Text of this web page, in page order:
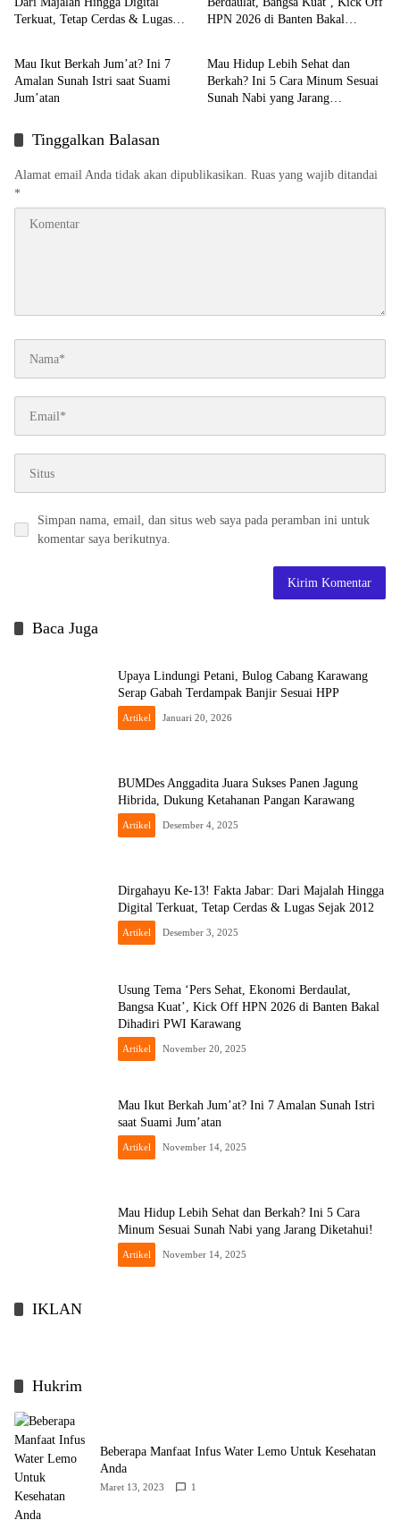
Terkuat, Tetap Cerdas & Lugas
HPN 2026 di Banten Bakal
Artikel
Mau Ikut Berkah Jum’at? Ini 7
Amalan Sunah Istri saat Suami
Jum’atan
Artikel
Mau Hidup Lebih Sehat dan
Berkah? Ini 5 Cara Minum Sesuai
Sunah Nabi yang Jarang
Tinggalkan Balasan
Alamat email Anda tidak akan dipublikasikan. Ruas yang wajib ditandai
*
Simpan nama, email, dan situs web saya pada peramban ini untuk
komentar saya berikutnya.
Baca Juga
Upaya Lindungi Petani, Bulog Cabang Karawang
Serap Gabah Terdampak Banjir Sesuai HPP
Artikel Januari 20, 2026
BUMDes Anggadita Juara Sukses Panen Jagung
Hibrida, Dukung Ketahanan Pangan Karawang
Artikel Desember 4, 2025
Dirgahayu Ke-13! Fakta Jabar: Dari Majalah Hingga
Digital Terkuat, Tetap Cerdas & Lugas Sejak 2012
Artikel Desember 3, 2025
Usung Tema ‘Pers Sehat, Ekonomi Berdaulat,
Bangsa Kuat’, Kick Off HPN 2026 di Banten Bakal
Dihadiri PWI Karawang
Artikel November 20, 2025
Mau Ikut Berkah Jum’at? Ini 7 Amalan Sunah Istri
saat Suami Jum’atan
Artikel November 14, 2025
Mau Hidup Lebih Sehat dan Berkah? Ini 5 Cara
Minum Sesuai Sunah Nabi yang Jarang Diketahui!
Artikel November 14, 2025
IKLAN
Hukrim
Beberapa Manfaat Infus Water Lemo Untuk Kesehatan
Anda
Maret 13, 2023 1